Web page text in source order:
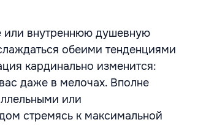
или внутреннюю душевную
обеими тенденциями
кардинально изменится:
даже в мелочах. Вполне
или
стремясь к максимальной